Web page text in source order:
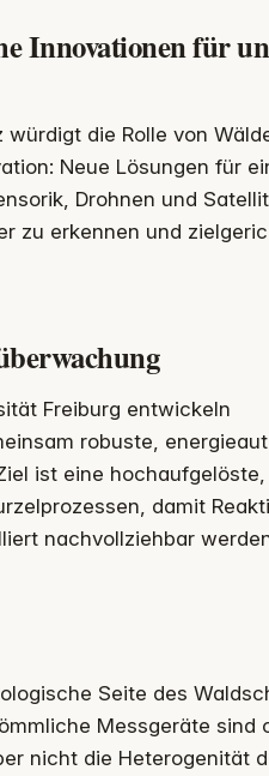
Innovationen für
würdigt die Rolle von
Neue Lösungen für
Drohnen und
zu erkennen und
Freiburg entwickeln
robuste,
ist eine hochaufgelöste,
damit
nachvollziehbar
Seite des
Messgeräte sind
nicht die Heterogenität